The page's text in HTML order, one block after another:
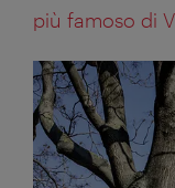
più famoso di